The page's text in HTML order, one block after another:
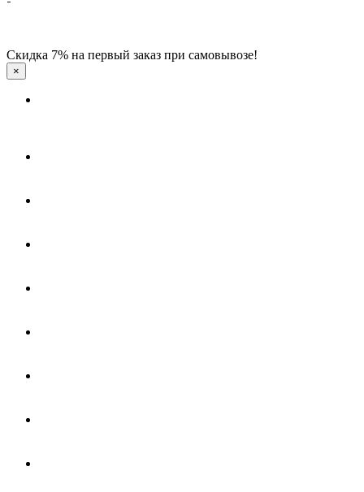
Скидка 7% на первый заказ при самовывозе!
×